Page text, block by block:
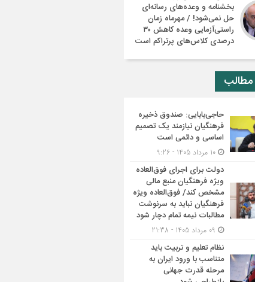
بخشنامه و وعده‌های رسانه‌ای
حل نمی‌شود! / مهرماه زمان
راستی‌آزمایی وعده کاهش ۳۰
درصدی کلاس‌های پرتراکم است
حاجی‌بابایی: صندوق ذخیره
فرهنگیان نیازمند یک تصمیم
اساسی و دائمی است
دولت برای اجرای فوق‌العاده
ویژه فرهنگیان منبع مالی
مشخص کند/ فوق‌العاده ویژه
فرهنگیان نباید به سرنوشت
مطالبات نیمه‌ تمام دچار شود
نظام تعلیم و تربیت باید
متناسب با ورود ایران به
مرحله قدرت جهانی